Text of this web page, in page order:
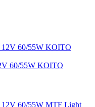
60/55W KOITO